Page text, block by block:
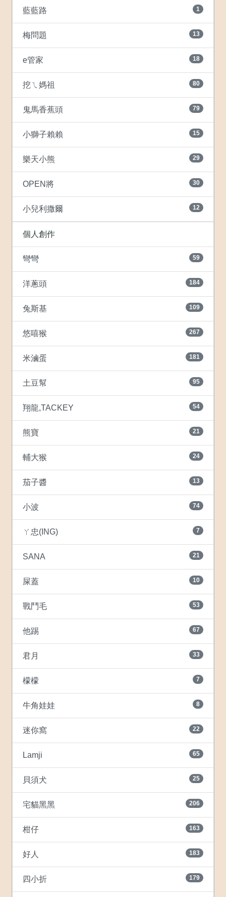
藍藍路 1
梅問題 13
e管家 18
挖ㄟ媽祖 80
鬼馬香蕉頭 79
小獅子賴賴 15
樂天小熊 29
OPEN將 30
小兒利撒爾 12
個人創作
彎彎 59
洋蔥頭 184
兔斯基 109
悠嘻猴 267
米滷蛋 181
土豆幫 95
翔龍,TACKEY 54
熊寶 21
輔大猴 24
茄子醬 13
小波 74
ㄚ忠(ING) 7
SANA 21
屎蓋 10
戰鬥毛 53
他踢 67
君月 33
檬檬 7
牛角娃娃 8
迷你窩 22
Lamji 65
貝須犬 25
宅貓黑黑 206
柑仔 163
好人 183
四小折 179